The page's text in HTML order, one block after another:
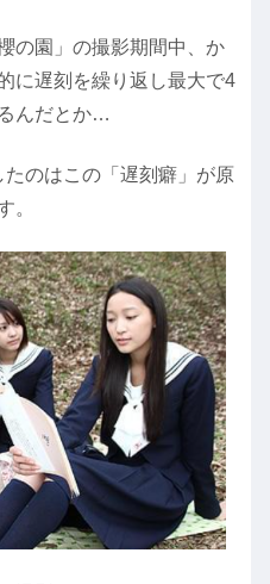
の園」の撮影期間中、か
に遅刻を繰り返し最大で4
んだとか…
のはこの「遅刻癖」が原
。